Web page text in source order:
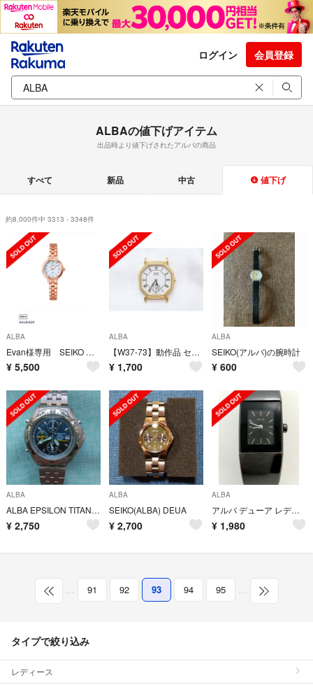
ログイン 会員登録
ALBAの値下げアイテム
出品時より値下げされたアルバの商品
すべて 新品 中古 値下げ
約8,000件中 3313 - 3348件
ALBA
Evan様専用 SEIKO アンジェーヌ レディースウォッチ
¥ 5,500
ALBA
【W37-73】動作品 セイコー アルバ スモールセコンド 腕時計 フェイスのみ
¥ 1,700
ALBA
SEIKO(アルバ)の腕時計
¥ 600
ALBA
ALBA EPSILON TITANIUMクロノグラフ 動作品 平成12年頃
¥ 2,750
ALBA
SEIKO(ALBA) DEUA
¥ 2,700
ALBA
アルバ デューア レディース ウォッチ
¥ 1,980
… 91 92 93 94 95 …
タイプで絞り込み
レディース